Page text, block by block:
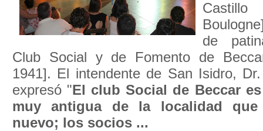
de
Club Social y de Fomento de
1941]. El intendente de San Isidro, Dr.
expresó "El club Social de Beccar
muy antigua de la localidad
nuevo; los socios ...